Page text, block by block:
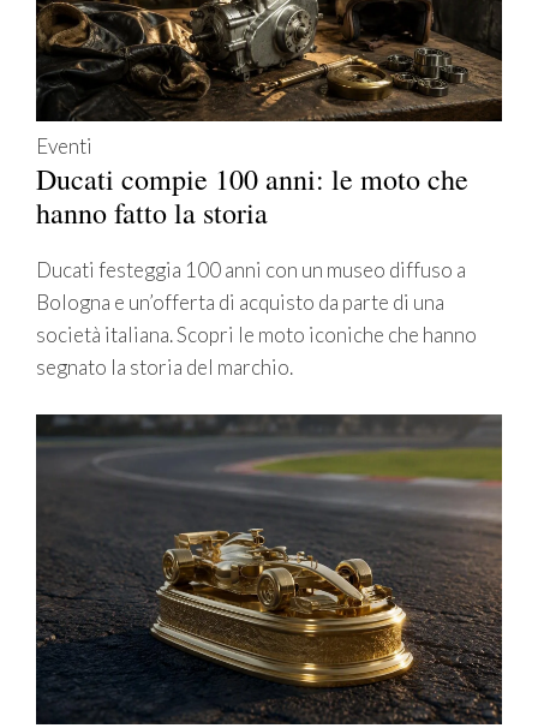
Eventi
Ducati compie 100 anni: le moto che
hanno fatto la storia
Ducati festeggia 100 anni con un museo diffuso a
Bologna e un’offerta di acquisto da parte di una
società italiana. Scopri le moto iconiche che hanno
segnato la storia del marchio.